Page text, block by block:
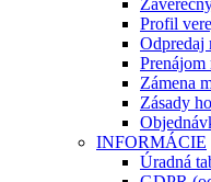
Profil
Odpredaj
Prenájom
Zámena
Zásady
INFORMÁCIE
Úradná